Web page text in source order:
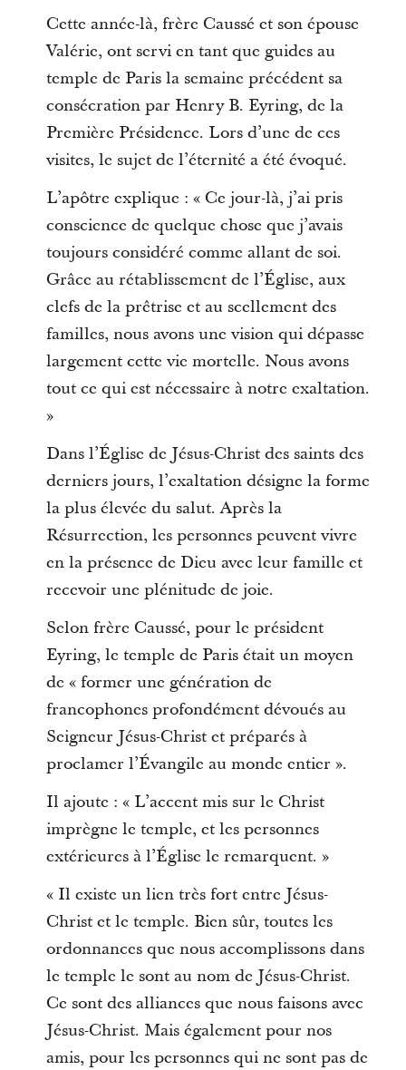
Cette année-là, frère Caussé et son épouse
Valérie, ont servi en tant que guides au
temple de Paris la semaine précédent sa
consécration par Henry B. Eyring, de la
Première Présidence. Lors d’une de ces
visites, le sujet de l’éternité a été évoqué.
L’apôtre explique : « Ce jour-là, j’ai pris
conscience de quelque chose que j’avais
toujours considéré comme allant de soi.
Grâce au rétablissement de l’Église, aux
clefs de la prêtrise et au scellement des
familles, nous avons une vision qui dépasse
largement cette vie mortelle. Nous avons
tout ce qui est nécessaire à notre exaltation.
»
Dans l’Église de Jésus-Christ des saints des
derniers jours, l’exaltation désigne la forme
la plus élevée du salut. Après la
Résurrection, les personnes peuvent vivre
en la présence de Dieu avec leur famille et
recevoir une plénitude de joie.
Selon frère Caussé, pour le président
Eyring, le temple de Paris était un moyen
de « former une génération de
francophones profondément dévoués au
Seigneur Jésus-Christ et préparés à
proclamer l’Évangile au monde entier ».
Il ajoute : « L’accent mis sur le Christ
imprègne le temple, et les personnes
extérieures à l’Église le remarquent. »
« Il existe un lien très fort entre Jésus-
Christ et le temple. Bien sûr, toutes les
ordonnances que nous accomplissons dans
le temple le sont au nom de Jésus-Christ.
Ce sont des alliances que nous faisons avec
Jésus-Christ. Mais également pour nos
amis, pour les personnes qui ne sont pas de